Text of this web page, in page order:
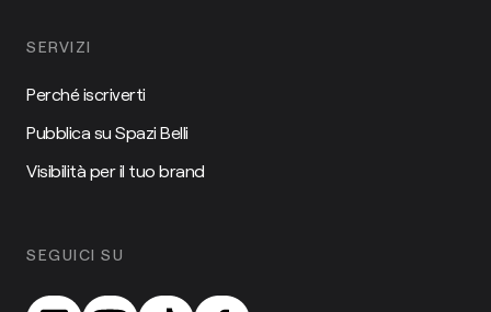
SERVIZI
Perché iscriverti
Pubblica su Spazi Belli
Visibilità per il tuo brand
SEGUICI SU